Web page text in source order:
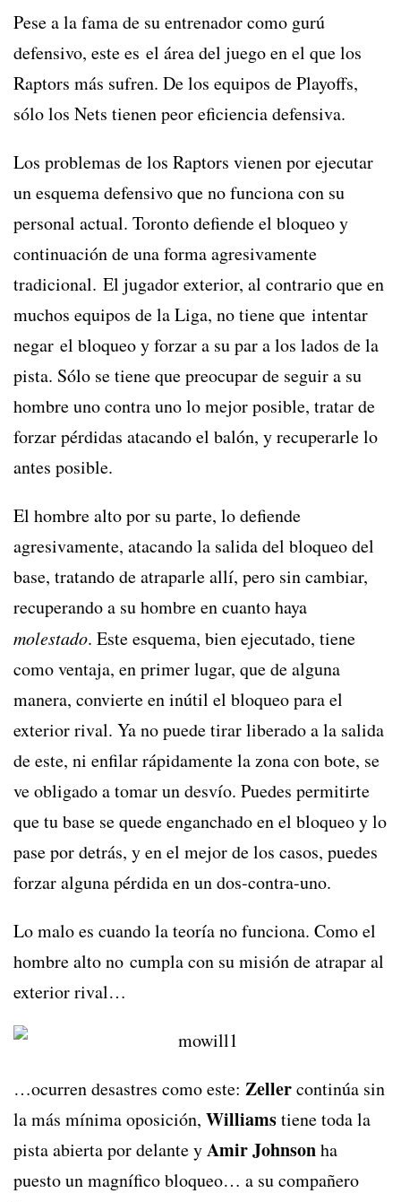
Pese a la fama de su entrenador como gurú
defensivo, este es el área del juego en el que los
Raptors más sufren. De los equipos de Playoffs,
sólo los Nets tienen peor eficiencia defensiva.
Los problemas de los Raptors vienen por ejecutar
un esquema defensivo que no funciona con su
personal actual. Toronto defiende el bloqueo y
continuación de una forma agresivamente
tradicional. El jugador exterior, al contrario que en
muchos equipos de la Liga, no tiene que intentar
negar el bloqueo y forzar a su par a los lados de la
pista. Sólo se tiene que preocupar de seguir a su
hombre uno contra uno lo mejor posible, tratar de
forzar pérdidas atacando el balón, y recuperarle lo
antes posible.
El hombre alto por su parte, lo defiende
agresivamente, atacando la salida del bloqueo del
base, tratando de atraparle allí, pero sin cambiar,
recuperando a su hombre en cuanto haya
molestado. Este esquema, bien ejecutado, tiene
como ventaja, en primer lugar, que de alguna
manera, convierte en inútil el bloqueo para el
exterior rival. Ya no puede tirar liberado a la salida
de este, ni enfilar rápidamente la zona con bote, se
ve obligado a tomar un desvío. Puedes permitirte
que tu base se quede enganchado en el bloqueo y lo
pase por detrás, y en el mejor de los casos, puedes
forzar alguna pérdida en un dos-contra-uno.
Lo malo es cuando la teoría no funciona. Como el
hombre alto no cumpla con su misión de atrapar al
exterior rival…
…ocurren desastres como este: Zellercontinúa sin
la más mínima oposición, Williamstiene toda la
pista abierta por delante yAmir Johnsonha
puesto un magnífico bloqueo… a su compañero